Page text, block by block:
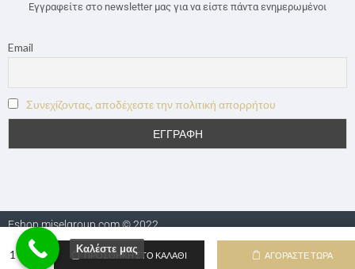
ΠΡΟΣΘΉΚΗ ΣΤΟ ΚΑΛΆΘΙ ΑΓΟΡΆΣΤΕ ΤΏΡΑ
Εγγραφείτε στο newsletter μας για να είστε πάντα ενημερωμένοι
Email
Συνεχίζοντας, αποδέχεστε την πολιτική απορρήτου
Eshop.miselgroup.com © 2022
Καλέστε μας